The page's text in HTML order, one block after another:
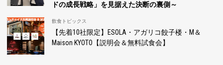
ドの成長戦略」を見据えた決断の裏側～
飲食トピックス
【先着10社限定】ESOLA・アガリコ餃子楼・M＆
Maison KYOTO【説明会＆無料試食会】